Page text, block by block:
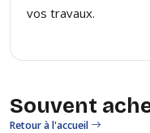
vos travaux.
Souvent
Retour à l'accueil